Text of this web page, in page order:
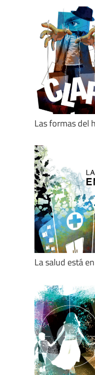
Las formas del
La salud está